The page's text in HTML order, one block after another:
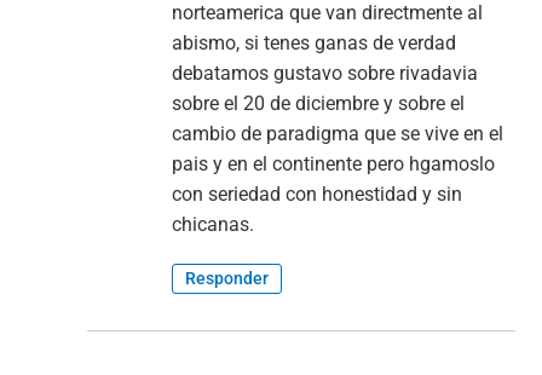
norteamerica que van directmente al
abismo, si tenes ganas de verdad
debatamos gustavo sobre rivadavia
sobre el 20 de diciembre y sobre el
cambio de paradigma que se vive en el
pais y en el continente pero hgamoslo
con seriedad con honestidad y sin
chicanas.
Responder